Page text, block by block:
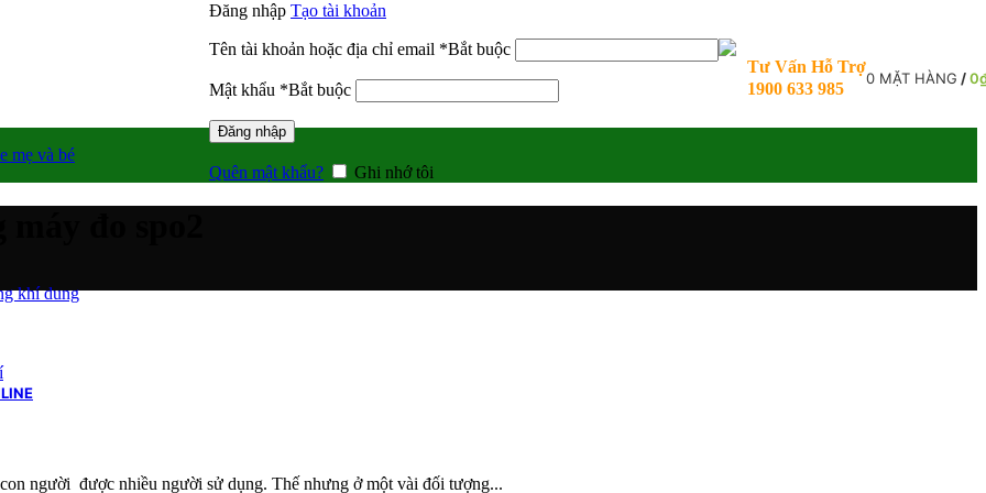
Đăng nhập Tạo tài khoản
Tên tài khoản hoặc địa chỉ email *Bắt buộc
Mật khẩu *Bắt buộc
Đăng nhập
Quên mật khẩu? Ghi nhớ tôi
Tư Vấn Hỗ Trợ
1900 633 985
0 MẶT HÀNG /0
mẹ và bé
khí dung
đo spo2
người được nhiều người sử dụng. Thế nhưng ở một vài đối tượng...